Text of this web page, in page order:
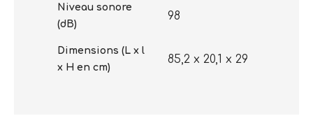
Niveau sonore
(dB)
98
Dimensions (L x l
x H en cm)
85,2 x 20,1 x 29